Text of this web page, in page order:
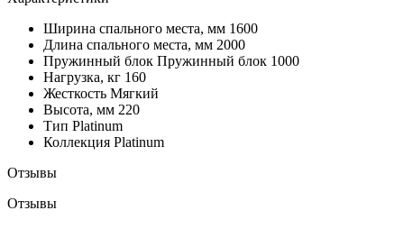
Ширина спального места, мм 1600
Длина спального места, мм 2000
Пружинный блок Пружинный блок 1000
Нагрузка, кг 160
Жесткость Мягкий
Высота, мм 220
Тип Platinum
Коллекция Platinum
Отзывы
Отзывы